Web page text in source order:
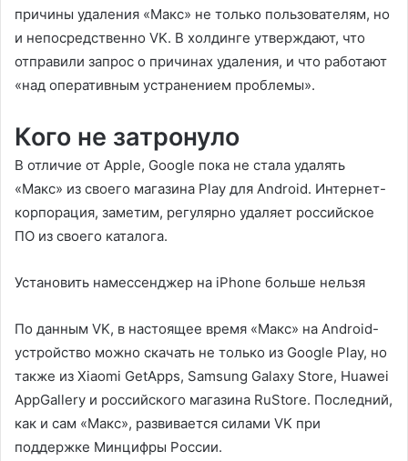
причины удаления «Макс» не только пользователям, но
и непосредственно VK. В холдинге утверждают, что
отправили запрос о причинах удаления, и что работают
«над оперативным устранением проблемы».
Кого не затронуло
В отличие от Apple, Google пока не стала удалять
«Макс» из своего магазина Play для Android. Интернет-
корпорация, заметим, регулярно удаляет российское
ПО из своего каталога.
Установить намессенджер на iPhone больше нельзя
По данным VK, в настоящее время «Макс» на Android-
устройство можно скачать не только из Google Play, но
также из Xiaomi GetApps, Samsung Galaxy Store, Huawei
AppGallery и российского магазина RuStore. Последний,
как и сам «Макс», развивается силами VK при
поддержке Минцифры России.